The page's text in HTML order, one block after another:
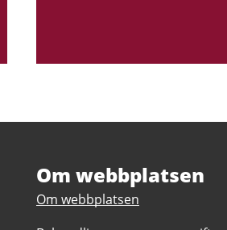
Om webbplatsen
Om webbplatsen